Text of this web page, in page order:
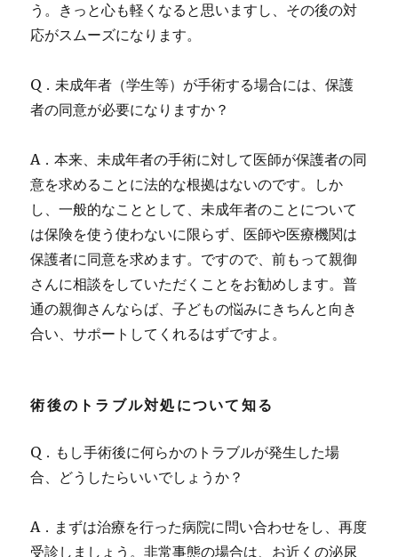
う。きっと心も軽くなると思いますし、その後の対
応がスムーズになります。
Q．未成年者（学生等）が手術する場合には、保護
者の同意が必要になりますか？
A．本来、未成年者の手術に対して医師が保護者の同
意を求めることに法的な根拠はないのです。しか
し、一般的なこととして、未成年者のことについて
は保険を使う使わないに限らず、医師や医療機関は
保護者に同意を求めます。ですので、前もって親御
さんに相談をしていただくことをお勧めします。普
通の親御さんならば、子どもの悩みにきちんと向き
合い、サポートしてくれるはずですよ。
術後のトラブル対処について知る
Q．もし手術後に何らかのトラブルが発生した場
合、どうしたらいいでしょうか？
A．まずは治療を行った病院に問い合わせをし、再度
受診しましょう。非常事態の場合は、お近くの泌尿